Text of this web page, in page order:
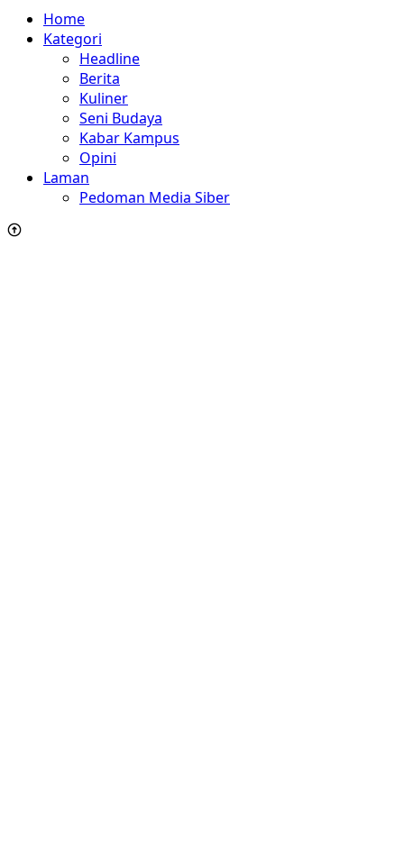
Home
Kategori
Headline
Berita
Kuliner
Seni Budaya
Kabar Kampus
Opini
Laman
Pedoman Media Siber